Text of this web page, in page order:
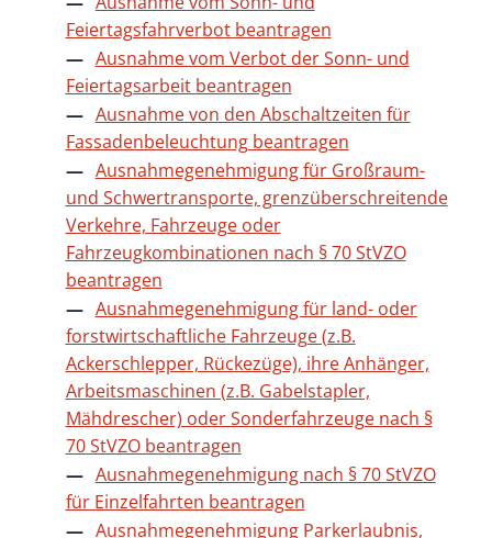
Feiertagsfahrverbot beantragen
Ausnahme vom Verbot der Sonn- und
Feiertagsarbeit beantragen
Ausnahme von den Abschaltzeiten für
Fassadenbeleuchtung beantragen
Ausnahmegenehmigung für Großraum-
und Schwertransporte, grenzüberschreitende
Verkehre, Fahrzeuge oder
Fahrzeugkombinationen nach § 70 StVZO
beantragen
Ausnahmegenehmigung für land- oder
forstwirtschaftliche Fahrzeuge (z.B.
Ackerschlepper, Rückezüge), ihre Anhänger,
Arbeitsmaschinen (z.B. Gabelstapler,
Mähdrescher) oder Sonderfahrzeuge nach §
70 StVZO beantragen
Ausnahmegenehmigung nach § 70 StVZO
für Einzelfahrten beantragen
Ausnahmegenehmigung Parkerlaubnis,